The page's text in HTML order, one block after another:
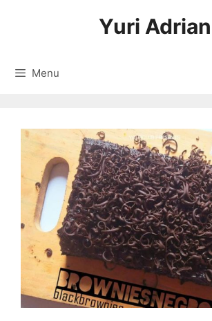
Yuri Adrian
Menu